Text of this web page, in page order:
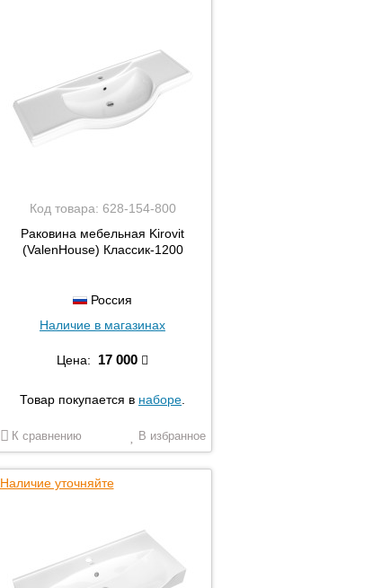
Код товара: 628-154-800
Раковина мебельная Kirovit
(ValenHouse) Классик-1200
Россия
Наличие в магазинах
Цена: 17 000
Товар покупается в наборе
К сравнению В избранное
Наличие уточняйте